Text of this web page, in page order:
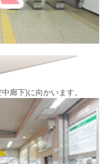
廊下)に向かいます。